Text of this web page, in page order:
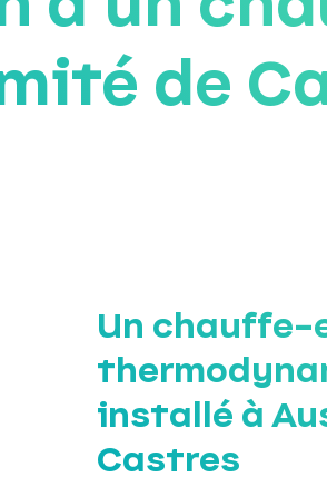
de
Un chauffe-
installé à
Castres